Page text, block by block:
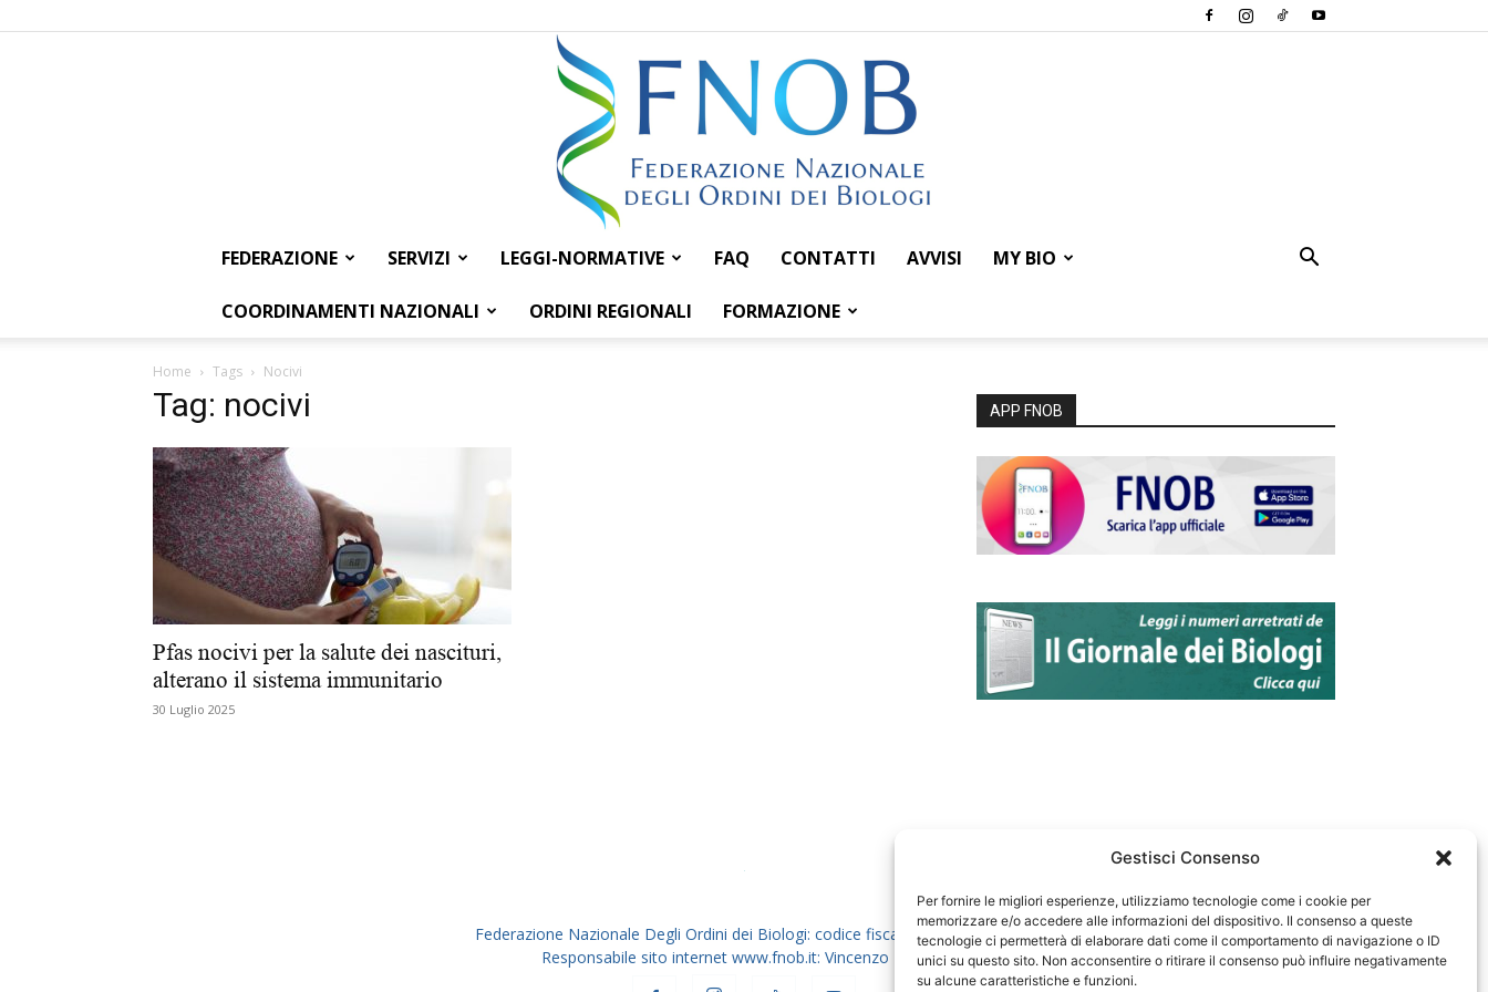
Gestisci Consenso
Per fornire le migliori esperienze, utilizziamo tecnologie come i cookie per
memorizzare e/o accedere alle informazioni del dispositivo. Il consenso a queste
tecnologie ci permetterà di elaborare dati come il comportamento di navigazione o ID
unici su questo sito. Non acconsentire o ritirare il consenso può influire negativamente
su alcune caratteristiche e funzioni.
Federazione
dei
FEDERAZIONE SERVIZI LEGGI-NORMATIVE FAQ CONTATTI AVVISI MY BIO
COORDINAMENTI NAZIONALI ORDINI REGIONALI FORMAZIONE
Home Tags Nocivi
Tag: nocivi
Pfas nocivi per la salute dei nascituri,
alterano il sistema immunitario
30 Luglio 2025
APP FNOB
Federazione Nazionale Degli Ordini dei Biologi: codice fiscale 80069130583
Responsabile sito internet www.fnob.it: Vincenzo D'Anna